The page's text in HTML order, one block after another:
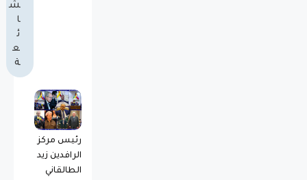
ش
ا
ئ
ع
ة
رئيس مركز
الرافدين زيد
الطالقاني